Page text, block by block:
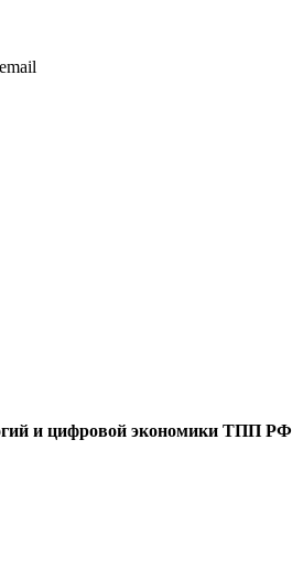
и цифровой экономики ТПП РФ